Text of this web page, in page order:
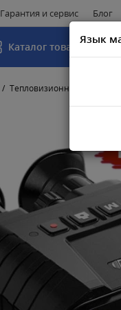
Гарантия и сервис Блог
Каталог товаров
Тепловизионные бинокли
Язык